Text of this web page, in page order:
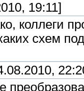
19:11]
коллеги
схем